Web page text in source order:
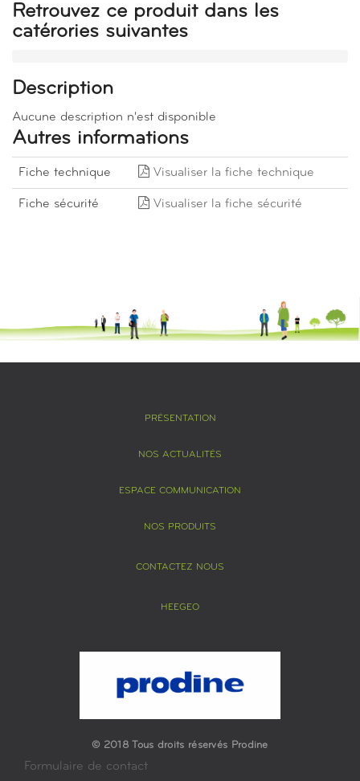
Retrouvez ce produit dans les
catérories suivantes
Description
Aucune description n'est disponible
Autres informations
Fiche technique Visualiser la fiche technique
Fiche sécurité Visualiser la fiche sécurité
PRÉSENTATION
NOS ACTUALITÉS
ESPACE COMMUNICATION
NOS PRODUITS
CONTACTEZ NOUS
HEEGEO
© 2018 Tous droits réservés Prodine
Formulaire de contact